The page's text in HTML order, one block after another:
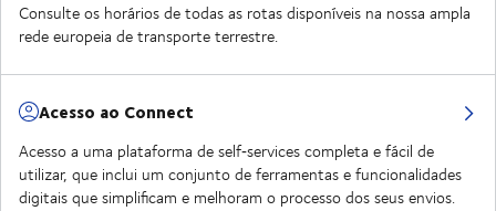
Consulte os horários de todas as rotas disponíveis na nossa ampla
rede europeia de transporte terrestre.
Acesso ao Connect
Acesso a uma plataforma de self‑services completa e fácil de
utilizar, que inclui um conjunto de ferramentas e funcionalidades
digitais que simplificam e melhoram o processo dos seus envios.